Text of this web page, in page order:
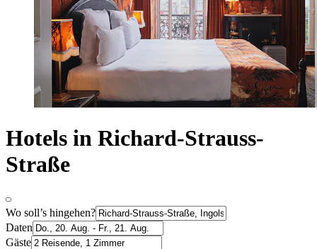
Hotels in Richard-Strauss-
Straße
Wo soll’s hingehen?
Daten
Gäste